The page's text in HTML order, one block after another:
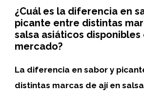
¿Cuál es la diferencia en
picante entre distintas
salsa asiáticos disponibles
mercado?
La diferencia en sabor y
distintas marcas de ají en